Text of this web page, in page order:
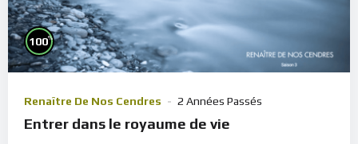
100%
Renaître De Nos Cendres 2 Années Passés
Entrer dans le royaume de vie